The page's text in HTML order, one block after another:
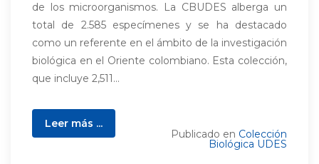
de los microorganismos. La CBUDES alberga un
total de 2.585 especímenes y se ha destacado
como un referente en el ámbito de la investigación
biológica en el Oriente colombiano. Esta colección,
que incluye 2,511...
Leer más ...
Publicado en Colección
Biológica UDES